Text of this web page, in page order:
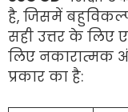
है, जिसमें
सही उत्तर के
लिए नकारात्मक
प्रकार का है: